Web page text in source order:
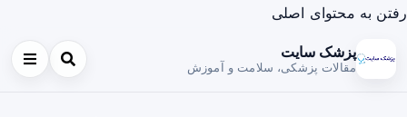
رفتن به محتوای اصلی
پزشک سایت
مقالات پزشکی، سلامت و آموزش